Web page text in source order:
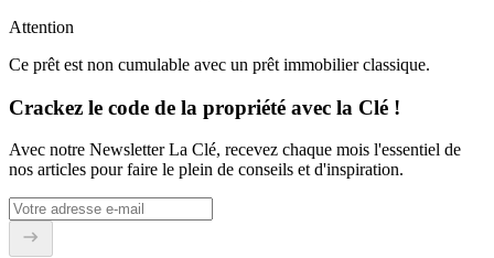
Attention
Ce prêt est non cumulable avec un prêt immobilier classique.
Crackez le code de la propriété avec la Clé !
Avec notre Newsletter La Clé, recevez chaque mois l'essentiel de
nos articles pour faire le plein de conseils et d'inspiration.